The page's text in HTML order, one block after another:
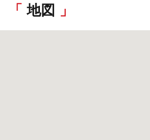
地図